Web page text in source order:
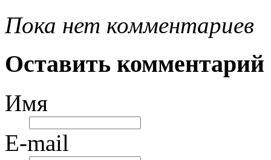
Пока нет комментариев
Оставить комментарий
Имя
E-mail